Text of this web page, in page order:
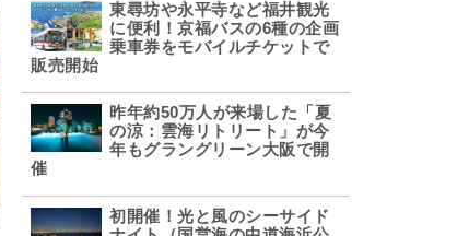
東尋坊や永平寺など福井観光
に便利！京福バスの6種の企画
乗車券をモバイルチケットで
販売開始
昨年約50万人が来場した「夏
の涼：雲海リトリート」が今
年もグラングリーン大阪で開
催
初開催！光と風のシーサイド